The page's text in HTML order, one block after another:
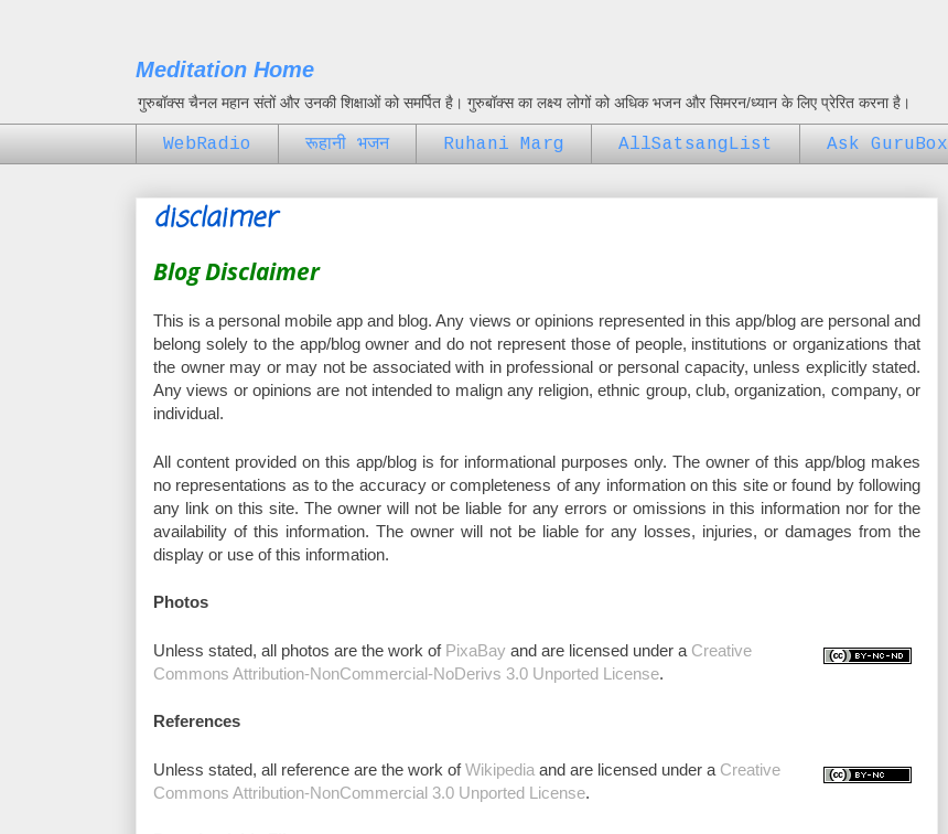
Meditation Home
गुरुबॉक्स चैनल महान संतों और उनकी शिक्षाओं को समर्पित है। गुरुबॉक्स का लक्ष्य लोगों को अधिक भजन और सिमरन/ध्यान के लिए प्रेरित करना है।
WebRadio रूहानी भजन Ruhani Marg AllSatsangList Ask GuruBox
disclaimer
Blog Disclaimer
This is a personal mobile app and blog. Any views or opinions represented in this app/blog are personal and
belong solely to the app/blog owner and do not represent those of people, institutions or organizations that
the owner may or may not be associated with in professional or personal capacity, unless explicitly stated.
Any views or opinions are not intended to malign any religion, ethnic group, club, organization, company, or
individual.
All content provided on this app/blog is for informational purposes only. The owner of this app/blog makes
no representations as to the accuracy or completeness of any information on this site or found by following
any link on this site. The owner will not be liable for any errors or omissions in this information nor for the
availability of this information. The owner will not be liable for any losses, injuries, or damages from the
display or use of this information.
Photos
Unless stated, all photos are the work of PixaBay and are licensed under a Creative
Commons Attribution-NonCommercial-NoDerivs 3.0 Unported License.
References
Unless stated, all reference are the work ofWikipedia and are licensed under a Creative
Commons Attribution-NonCommercial 3.0 Unported License.